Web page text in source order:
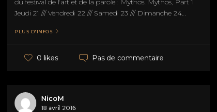
du festival de l'art et de la parole : Mythos. Mythos, Part 1
Jeudi 21 /// Vendredi 22 /// Samedi 23 /// Dimanche 24...
PLUS D'INFOS
0 likes Pas de commentaire
NicoM
18 avril 2016